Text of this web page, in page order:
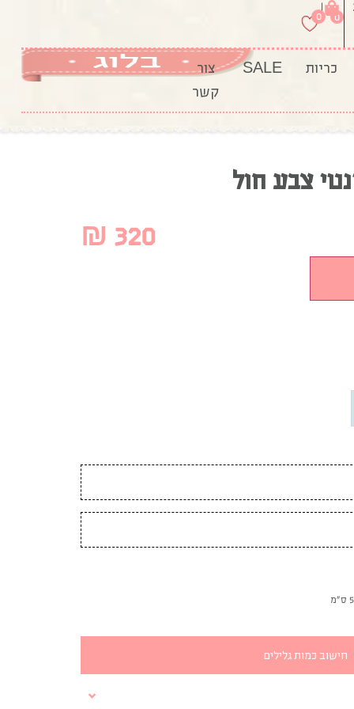
0
|
0
כריות SALE
צור
קשר
צבע חול
₪ 320
חישוב כמות גלילים